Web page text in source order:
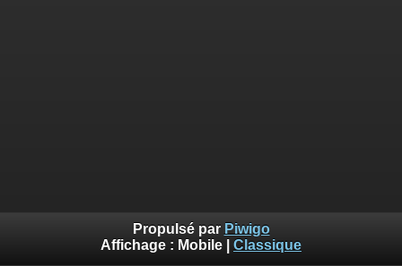
Propulsé par Piwigo
Affichage : Mobile Classique